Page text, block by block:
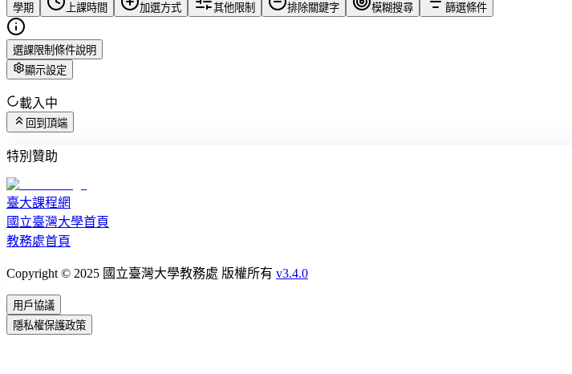
學期 上課時間 加選方式 其他限制 排除關鍵字 模糊搜尋 篩選條件
選課限制條件說明
顯示設定
載入中
回到頂端
特別贊助
臺大課程網
國立臺灣大學首頁
教務處首頁
Copyright © 2025 國立臺灣大學教務處 版權所有 v3.4.0
用戶協議
隱私權保護政策